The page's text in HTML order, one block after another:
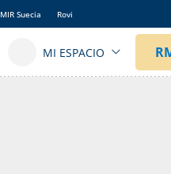
MIR Suecia Rovi